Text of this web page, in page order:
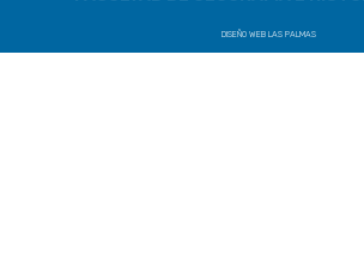
DISEÑO WEB LAS PALMAS